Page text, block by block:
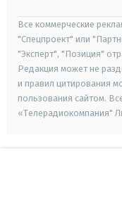
Все коммерческие
"Спецпроект" или
"Эксперт", "Позиция"
Редакция может не
и правил цитирования
пользования сайтом.
«Телерадиокомпания"